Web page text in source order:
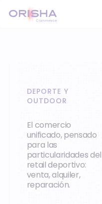
DEPORTE Y
OUTDOOR
El comercio
unificado, pensado
para las
particularidades del
retail deportivo:
venta, alquiler,
reparación.